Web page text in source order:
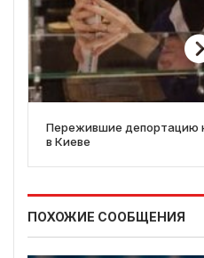
Пережившие депортацию
в Киеве
ПОХОЖИЕ СООБЩЕНИЯ